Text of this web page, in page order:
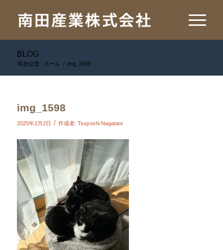
BLOG
現在位置: ホーム / img_1598
img_1598
2025年2月2日 / 作成者: Tsuyoshi Nagatani